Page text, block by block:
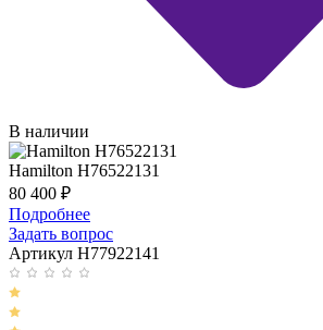
В наличии
Hamilton H76522131
80 400 ₽
Подробнее
Задать вопрос
Артикул H77922141